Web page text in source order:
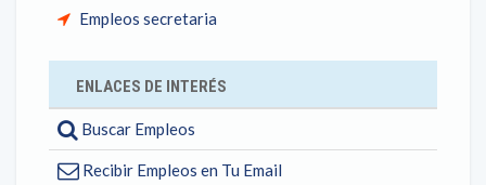
Empleos secretaria
ENLACES DE INTERÉS
Buscar Empleos
Recibir Empleos en Tu Email